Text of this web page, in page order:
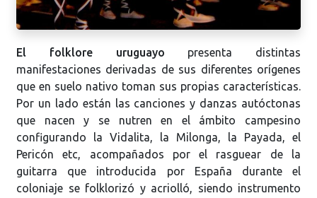
El folklore uruguayo presenta distintas
manifestaciones derivadas de sus diferentes orígenes
que en suelo nativo toman sus propias características.
Por un lado están las canciones y danzas autóctonas
que nacen y se nutren en el ámbito campesino
configurando la Vidalita, la Milonga, la Payada, el
Pericón etc, acompañados por el rasguear de la
guitarra que introducida por España durante el
coloniaje se folklorizó y acriolló, siendo instrumento